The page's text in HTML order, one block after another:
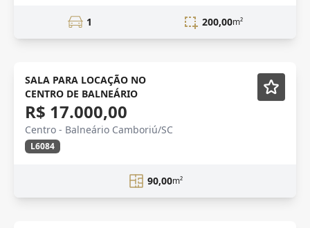
1 200,00m²
NOVIDADE Em Construção
SALA PARA LOCAÇÃO NO
CENTRO DE BALNEÁRIO
R$ 17.000,00
Centro - Balneário Camboriú/SC
L6084
90,00m²